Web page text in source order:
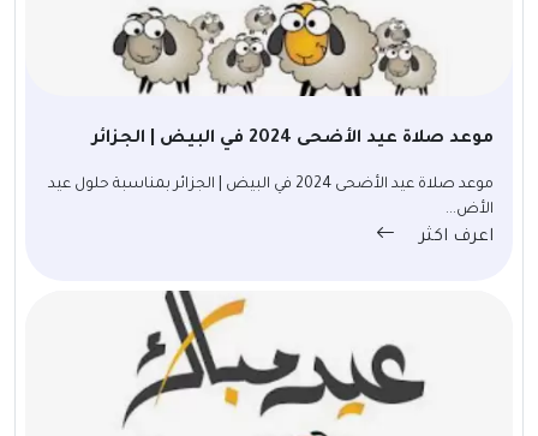
موعد صلاة عيد الأضحى 2024 في البيض | الجزائر
موعد صلاة عيد الأضحى 2024 في البيض | الجزائر بمناسبة حلول عيد
الأض...
اعرف اكثر